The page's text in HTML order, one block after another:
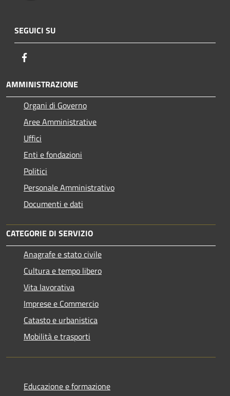
SEGUICI SU
AMMINISTRAZIONE
Organi di Governo
Aree Amministrative
Uffici
Enti e fondazioni
Politici
Personale Amministrativo
Documenti e dati
CATEGORIE DI SERVIZIO
Anagrafe e stato civile
Cultura e tempo libero
Vita lavorativa
Imprese e Commercio
Catasto e urbanistica
Mobilità e trasporti
Educazione e formazione